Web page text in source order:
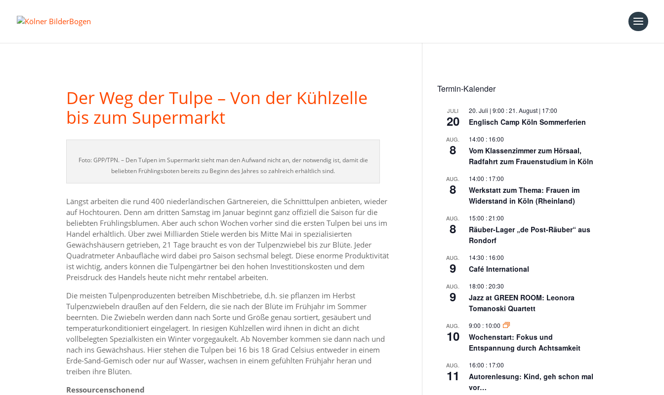
Der Weg der Tulpe – Von der Kühlzelle
bis zum Supermarkt
Foto: GPP/TPN. – Den Tulpen im Supermarkt sieht man den Aufwand nicht an, der notwendig ist, damit die
beliebten Frühlingsboten bereits zu Beginn des Jahres so zahlreich erhältlich sind.
Längst arbeiten die rund 400 niederländischen Gärtnereien, die Schnitttulpen anbieten, wieder
auf Hochtouren. Denn am dritten Samstag im Januar beginnt ganz offiziell die Saison für die
beliebten Frühlingsblumen. Aber auch schon Wochen vorher sind die ersten Tulpen bei uns im
Handel erhältlich. Über zwei Milliarden Stiele werden bis Mitte Mai in spezialisierten
Gewächshäusern getrieben, 21 Tage braucht es von der Tulpenzwiebel bis zur Blüte. Jeder
Quadratmeter Anbaufläche wird dabei pro Saison sechsmal belegt. Diese enorme Produktivität
ist wichtig, anders können die Tulpengärtner bei den hohen Investitionskosten und dem
Preisdruck des Handels heute nicht mehr rentabel arbeiten.
Die meisten Tulpenproduzenten betreiben Mischbetriebe, d.h. sie pflanzen im Herbst
Tulpenzwiebeln draußen auf den Feldern, die sie nach der Blüte im Frühjahr im Sommer
beernten. Die Zwiebeln werden dann nach Sorte und Größe genau sortiert, gesäubert und
temperaturkonditioniert eingelagert. In riesigen Kühlzellen wird ihnen in dicht an dicht
vollbelegten Spezialkisten ein Winter vorgegaukelt. Ab November kommen sie dann nach und
nach ins Gewächshaus. Hier stehen die Tulpen bei 16 bis 18 Grad Celsius entweder in einem
Erde-Sand-Gemisch oder nur auf Wasser, wachsen in einem gefühlten Frühjahr heran und
treiben ihre Blüten.
Ressourcenschonend
Termin-Kalender
JULI
20
20. Juli | 9:00 :21. August | 17:00
Englisch Camp Köln Sommerferien
AUG.
8
14:00 : 16:00
Vom Klassenzimmer zum Hörsaal,
Radfahrt zum Frauenstudium in Köln
AUG.
8
14:00 : 17:00
Werkstatt zum Thema: Frauen im
Widerstand in Köln (Rheinland)
AUG.
8
15:00 :21:00
Räuber-Lager „de Post-Räuber“ aus
Rondorf
AUG.
9
14:30 : 16:00
Café International
AUG.
9
18:00 :20:30
Jazz at GREEN ROOM: Leonora
Tomanoski Quartett
AUG.
10
9:00 : 10:00
Wochenstart: Fokus und
Entspannung durch Achtsamkeit
AUG.
11
16:00 : 17:00
Autorenlesung: Kind, geh schon mal
vor…